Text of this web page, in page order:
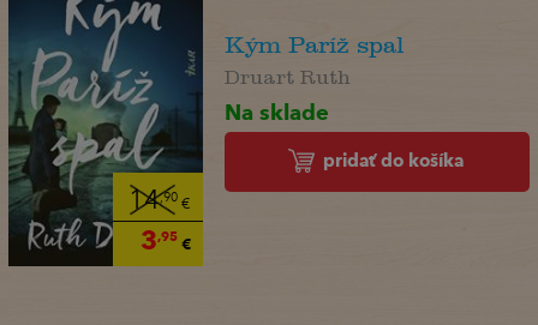
14,90€
3,95€
Kým Paríž spal
Druart Ruth
Na sklade
pridať do košíka